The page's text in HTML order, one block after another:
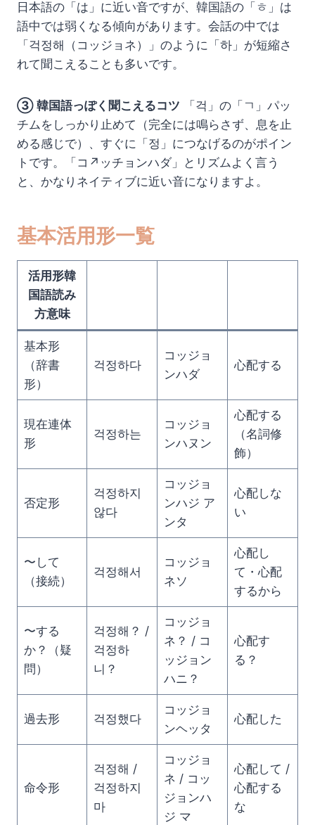
日本語の「は」に近い音ですが、韓国語の「ㅎ」は
語中では弱くなる傾向があります。会話の中では
「걱정해（コッジョネ）」のように「하」が短縮さ
れて聞こえることも多いです。
③ 韓国語っぽく聞こえるコツ 「걱」の「ㄱ」パッ
チムをしっかり止めて（完全には鳴らさず、息を止
める感じで）、すぐに「정」につなげるのがポイン
トです。「コ↗ッチョンハダ」とリズムよく言う
と、かなりネイティブに近い音になりますよ。
基本活用形一覧
活用形韓
国語読み
方意味
基本形
（辞書
形）
걱정하다
コッジョ
ンハダ
心配する
現在連体
形
걱정하는
コッジョ
ンハヌン
心配する
（名詞修
飾）
否定形
걱정하지
않다
コッジョ
ンハジ ア
ンタ
心配しな
い
〜して
（接続）
걱정해서
コッジョ
ネソ
心配し
て・心配
するから
〜する
か？（疑
問）
걱정해？ /
걱정하
니？
コッジョ
ネ？ / コ
ッジョン
ハニ？
心配す
る？
過去形 걱정했다
コッジョ
ンヘッタ
心配した
命令形
걱정해 /
걱정하지
마
コッジョ
ネ / コッ
ジョンハ
ジ マ
心配して /
心配する
な